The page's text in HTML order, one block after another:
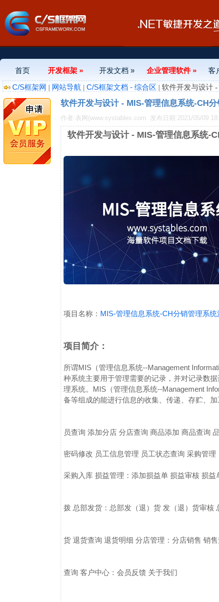
首页 开发框架 » 开发文档 » 企业管理软件 »
客
C/S框架网 | 网站导航 | C/S框架文档 - 综合区 | 软件开发与设计
软件开发与设计 - MIS-管理信息系统-CH
作者:表网(www.systables.com 发布日期:2021/05/09
软件开发与设计 - MIS-管理信息系统-
项目名称： MIS-管理信息系统-CH分销管理系统
项目简介：
所谓MIS（管理信息系统--Management
种系统主要用于管理需要的记录，并对记录数
理系统。MIS（管理信息系统--Management
备等组成的能进行信息的收集、传递、存贮、
员查询 添加分店 分店查询 商品添加 商品查询
密码修改 员工信息管理 员工状态查询 采购管理
采购入库 损益管理：添加损益单 损益审核 损
拨 总部发货：总部发（退）货 发（退）货审核
货 退货查询 退货明细 分店管理：分店销售 销
查询 客户中心：会员反馈 关于我们